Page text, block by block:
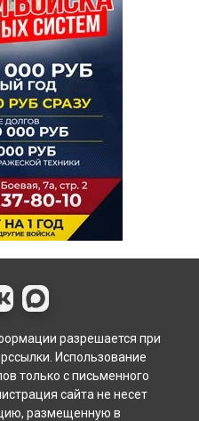
разрешается при
Использование
только с письменного
сайта не несет
размещенную в